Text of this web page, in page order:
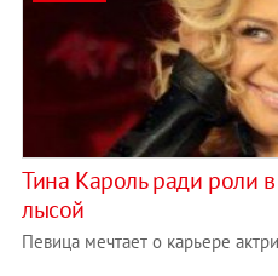
Тина Кароль ради роли в
лысой
Певица мечтает о карьере